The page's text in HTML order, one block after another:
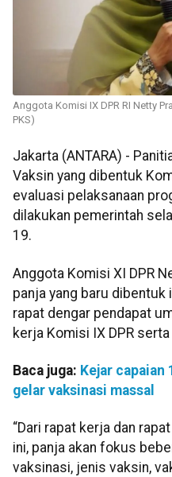
Anggota Komisi IX DPR RI Netty
PKS)
Jakarta (ANTARA) -
Vaksin yang dibentuk
evaluasi pelaksanaan
dilakukan pemerintah
19.
Anggota Komisi XI DPR
panja yang baru
rapat dengar pendapat
kerja Komisi IX DPR
Baca juga: Kejar capaian
gelar vaksinasi massal
“Dari rapat kerja dan
ini, panja akan fokus
vaksinasi, jenis vaksin,